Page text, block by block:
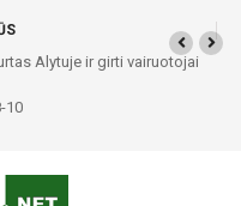
Alytuje ir girti vairuotojai
rajone
10